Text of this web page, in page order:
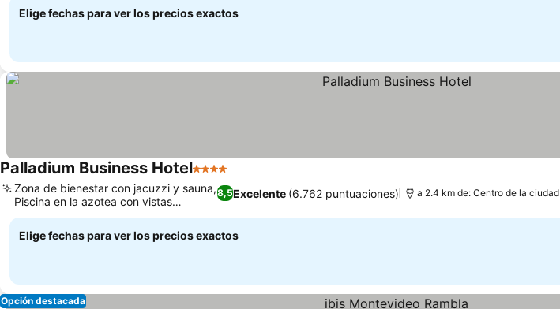
Elige fechas para ver los precios exactos
Palladium Business Hotel4 Estrellas
8,5Excelente (6.762 puntuaciones)
Zona de bienestar con jacuzzi y sauna,
Piscina en la azotea con vistas
panorámicas
a 2.4 km de: Centro de la ciudad
Elige fechas para ver los precios exactos
Opción destacada